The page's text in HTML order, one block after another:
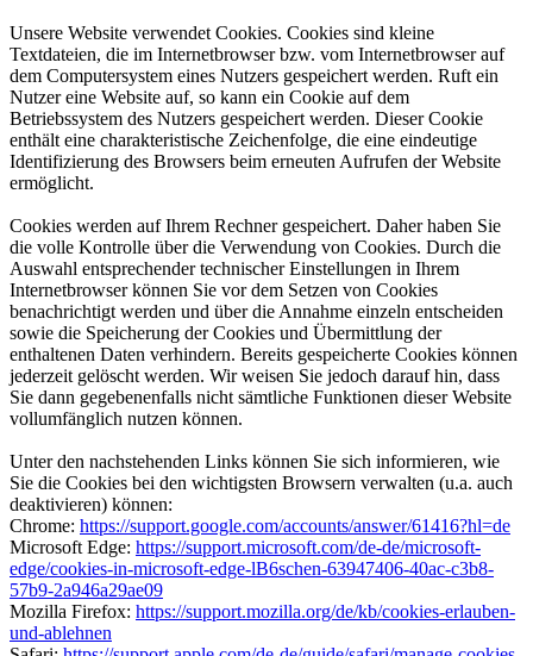
Unsere Website verwendet Cookies. Cookies sind kleine
Textdateien, die im Internetbrowser bzw. vom Internetbrowser auf
dem Computersystem eines Nutzers gespeichert werden. Ruft ein
Nutzer eine Website auf, so kann ein Cookie auf dem
Betriebssystem des Nutzers gespeichert werden. Dieser Cookie
enthält eine charakteristische Zeichenfolge, die eine eindeutige
Identifizierung des Browsers beim erneuten Aufrufen der Website
ermöglicht.
Cookies werden auf Ihrem Rechner gespeichert. Daher haben Sie
die volle Kontrolle über die Verwendung von Cookies. Durch die
Auswahl entsprechender technischer Einstellungen in Ihrem
Internetbrowser können Sie vor dem Setzen von Cookies
benachrichtigt werden und über die Annahme einzeln entscheiden
sowie die Speicherung der Cookies und Übermittlung der
enthaltenen Daten verhindern. Bereits gespeicherte Cookies können
jederzeit gelöscht werden. Wir weisen Sie jedoch darauf hin, dass
Sie dann gegebenenfalls nicht sämtliche Funktionen dieser Website
vollumfänglich nutzen können.
Unter den nachstehenden Links können Sie sich informieren, wie
Sie die Cookies bei den wichtigsten Browsern verwalten (u.a. auch
deaktivieren) können:
Chrome: https://support.google.com/accounts/answer/61416?hl=de
Microsoft Edge: https://support.microsoft.com/de-de/microsoft-
edge/cookies-in-microsoft-edge-lB6schen-63947406-40ac-c3b8-
57b9-2a946a29ae09
Mozilla Firefox: https://support.mozilla.org/de/kb/cookies-erlauben-
und-ablehnen